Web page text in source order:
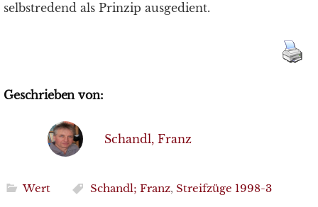
selbstredend als Prinzip ausgedient.
Geschrieben von:
Schandl, Franz
Wert Schandl; Franz, Streifzüge 1998-3